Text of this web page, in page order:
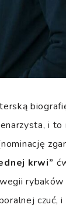
i to
krwi”
rybaków
czuć,